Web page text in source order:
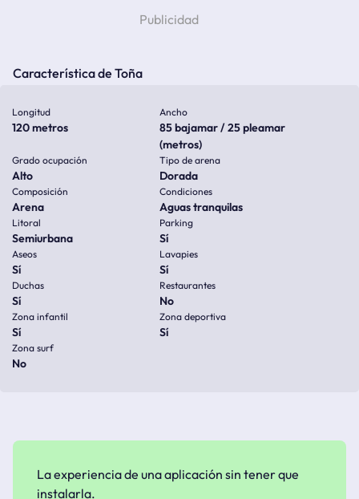
Característica de Toña
Longitud
120 metros
Ancho
85 bajamar / 25 pleamar
(metros)
Grado ocupación
Alto
Tipo de arena
Dorada
Composición
Arena
Condiciones
Aguas tranquilas
Litoral
Semiurbana
Parking
Sí
Aseos
Sí
Lavapies
Sí
Duchas
Sí
Restaurantes
No
Zona infantil
Sí
Zona deportiva
Sí
Zona surf
No
La experiencia de una aplicación sin tener que
instalarla.